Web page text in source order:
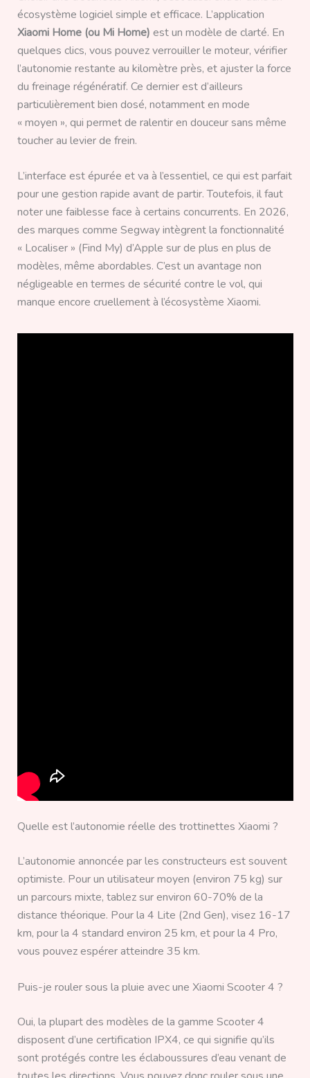
écosystème logiciel simple et efficace. L’application
Xiaomi Home (ou Mi Home) est un modèle de clarté. En
quelques clics, vous pouvez verrouiller le moteur, vérifier
l’autonomie restante au kilomètre près, et ajuster la force
du freinage régénératif. Ce dernier est d’ailleurs
particulièrement bien dosé, notamment en mode
« moyen », qui permet de ralentir en douceur sans même
toucher au levier de frein.
L’interface est épurée et va à l’essentiel, ce qui est parfait
pour une gestion rapide avant de partir. Toutefois, il faut
noter une faiblesse face à certains concurrents. En 2026,
des marques comme Segway intègrent la fonctionnalité
« Localiser » (Find My) d’Apple sur de plus en plus de
modèles, même abordables. C’est un avantage non
négligeable en termes de sécurité contre le vol, qui
manque encore cruellement à l’écosystème Xiaomi.
Quelle est l’autonomie réelle des trottinettes Xiaomi ?
L’autonomie annoncée par les constructeurs est souvent
optimiste. Pour un utilisateur moyen (environ 75 kg) sur
un parcours mixte, tablez sur environ 60-70% de la
distance théorique. Pour la 4 Lite (2nd Gen), visez 16-17
km, pour la 4 standard environ 25 km, et pour la 4 Pro,
vous pouvez espérer atteindre 35 km.
Puis-je rouler sous la pluie avec une Xiaomi Scooter 4 ?
Oui, la plupart des modèles de la gamme Scooter 4
disposent d’une certification IPX4, ce qui signifie qu’ils
sont protégés contre les éclaboussures d’eau venant de